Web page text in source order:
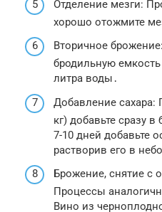
Отделение мезги:
хорошо отожмите
Вторичное
бродильную
литра воды․
Добавление сахара:
кг) добавьте сразу
7-10 дней добавьте
растворив его в
Брожение, снятие с
Процессы
Вино из